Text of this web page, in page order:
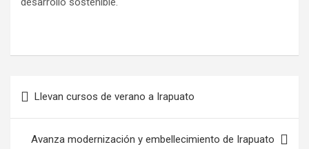
de
entradas
Llevan cursos de verano a Irapuato
Avanza modernización y embellecimiento de Irapuato